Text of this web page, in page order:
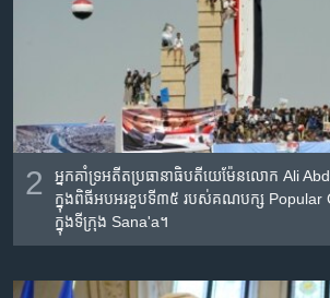
2
អ្នកគាំទ្រ​អតីត​ប្រធានាធិបតី​យេម៉ែន​លោក Ali
ក្នុង​ពិធី​អបអរ​ខួបទី៣៥ របស់​គណបក្ស​ Popular
ក្នុង​ទីក្រុង Sana'a។